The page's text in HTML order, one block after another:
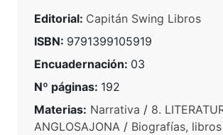
Editorial: Capitán Swing Libros
ISBN: 9791399105919
Encuadernación: 03
Nº páginas: 192
Materias: Narrativa / 8.
ANGLOSAJONA / Biografías,